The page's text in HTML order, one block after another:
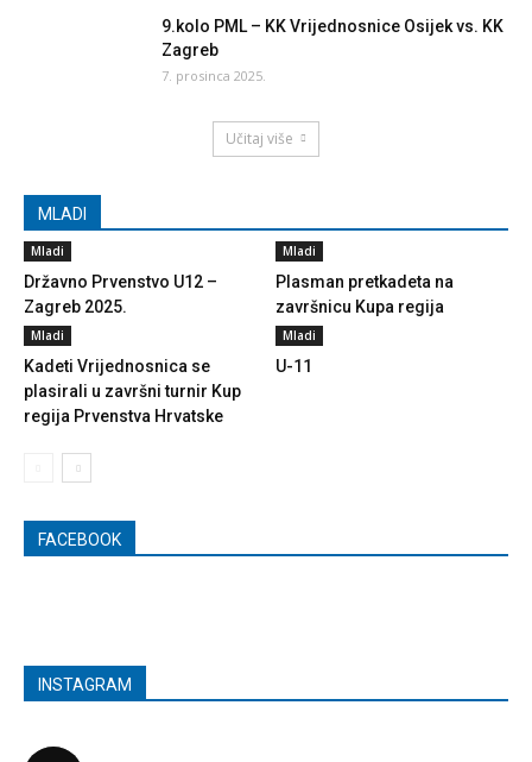
9.kolo PML – KK Vrijednosnice Osijek vs. KK
Zagreb
7. prosinca 2025.
Učitaj više
MLADI
Mladi
Državno Prvenstvo U12 –
Zagreb 2025.
Mladi
Plasman pretkadeta na
završnicu Kupa regija
Mladi
Kadeti Vrijednosnica se
plasirali u završni turnir Kup
regija Prvenstva Hrvatske
Mladi
U-11
FACEBOOK
INSTAGRAM